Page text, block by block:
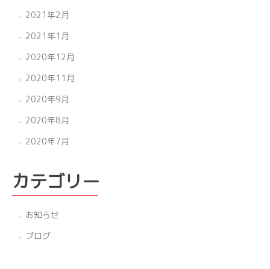
2021年2月
2021年1月
2020年12月
2020年11月
2020年9月
2020年8月
2020年7月
カテゴリー
お知らせ
ブログ